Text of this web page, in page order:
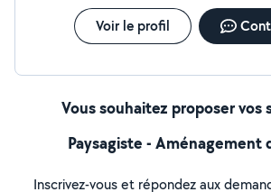
Voir le profil
Vous souhaitez proposer vos
Paysagiste - Aménagement
Inscrivez-vous et répondez aux